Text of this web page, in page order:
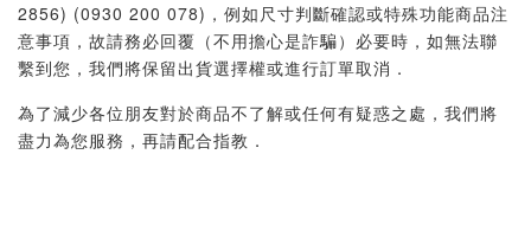
2856) (0930 200 078)，例如尺寸判斷確認或特殊功能商品注
意事項，故請務必回覆（不用擔心是詐騙）必要時，如無法聯
繫到您，我們將保留出貨選擇權或進行訂單取消．
為了減少各位朋友對於商品不了解或任何有疑惑之處，我們將
盡力為您服務，再請配合指教．